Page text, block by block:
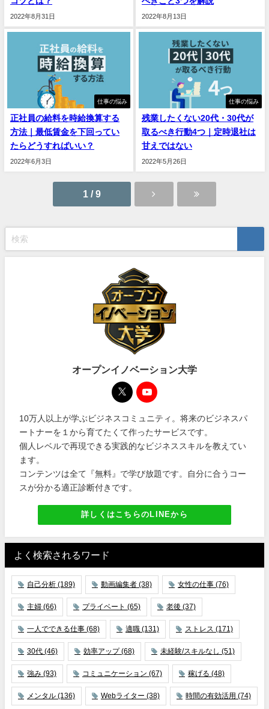
2022年8月31日 2022年8月13日
仕事の悩み
正社員の給料を時給換算する
方法｜最低賃金を下回ってい
たらどうすればいい？
2022年6月3日
仕事の悩み
残業したくない20代・30代が
取るべき行動4つ｜定時退社は
甘えではない
2022年5月26日
1 / 9
オープンイノベーション大学
10万人以上が学ぶビジネスコミュニティ。将来のビジネスパ
ートナーを１から育てたくて作ったサービスです。
個人レベルで再現できる実践的なビジネススキルを教えてい
ます。
コンテンツは全て『無料』で学び放題です。自分に合うコー
スが分かる適正診断付きです。
詳しくはこちらのLINEから
よく検索されるワード
自己分析 (189) 動画編集者 (38) 女性の仕事 (76)
主婦 (66) プライベート (65) 老後 (37)
一人でできる仕事 (68) 適職 (131) ストレス (171)
30代 (46) 効率アップ(68) 未経験/スキルなし (51)
強み (93) コミュニケーション (67) 稼げる (48)
メンタル (136) Webライター (38) 時間の有効活用 (74)